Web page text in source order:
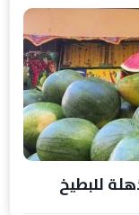
للبطيخ